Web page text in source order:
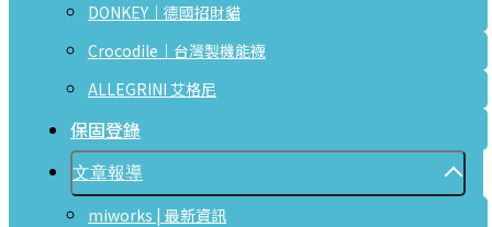
DONKEY｜德國招財貓
Crocodile｜台灣製機能襪
ALLEGRINI 艾格尼
保固登錄
文章報導
miworks | 最新資訊